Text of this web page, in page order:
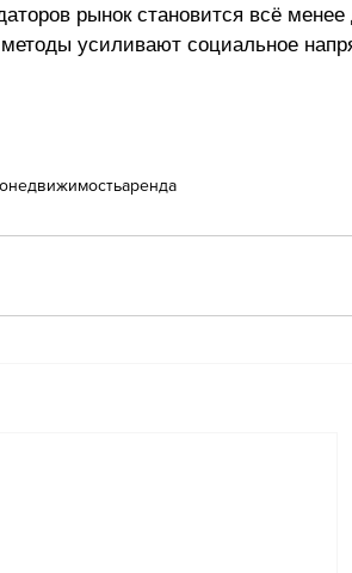
рынок становится всё
усиливают социальное
недвижимостьаренда